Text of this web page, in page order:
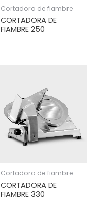
Cortadora de fiambre
CORTADORA DE
FIAMBRE 250
Cortadora de fiambre
CORTADORA DE
FIAMBRE 330